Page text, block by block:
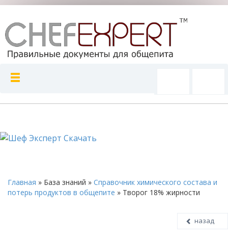
Главная » База знаний » Справочник химического состава и
потерь продуктов в общепите » Творог 18% жирности
назад